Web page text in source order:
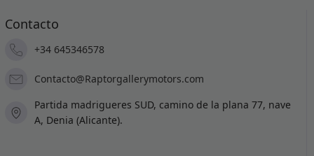
Contacto
+34 645346578
Contacto@Raptorgallerymotors.com
Partida madrigueres SUD, camino de la plana 77, nave
A, Denia (Alicante).